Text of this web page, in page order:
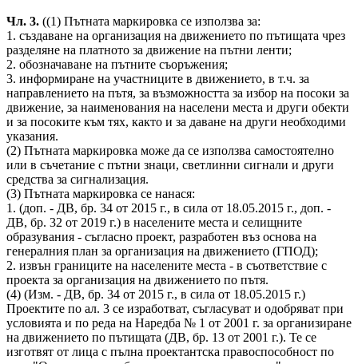
Чл. 3. ((1) Пътната маркировка се използва за:
1. създаване на организация на движението по пътищата чрез
разделяне на платното за движение на пътни ленти;
2. обозначаване на пътните съоръжения;
3. информиране на участниците в движението, в т.ч. за
направлението на пътя, за възможността за избор на посоки за
движение, за наименования на населени места и други обекти
и за посоките към тях, както и за даване на други необходими
указания.
(2) Пътната маркировка може да се използва самостоятелно
или в съчетание с пътни знаци, светлинни сигнали и други
средства за сигнализация.
(3) Пътната маркировка се нанася:
1. (доп. - ДВ, бр. 34 от 2015 г., в сила от 18.05.2015 г., доп. -
ДВ, бр. 32 от 2019 г.) в населените места и селищните
образувания - съгласно проект, разработен въз основа на
генералния план за организация на движението (ГПОД);
2. извън границите на населените места - в съответствие с
проекта за организация на движението по пътя.
(4) (Изм. - ДВ, бр. 34 от 2015 г., в сила от 18.05.2015 г.)
Проектите по ал. 3 се изработват, съгласуват и одобряват при
условията и по реда на Наредба № 1 от 2001 г. за организиране
на движението по пътищата (ДВ, бр. 13 от 2001 г.). Те се
изготвят от лица с пълна проектантска правоспособност по